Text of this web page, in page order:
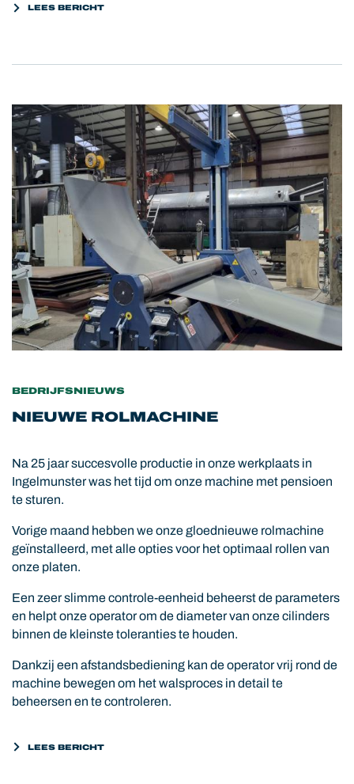
LEES BERICHT
BEDRIJFSNIEUWS
NIEUWE ROLMACHINE
Na 25 jaar succesvolle productie in onze werkplaats in
Ingelmunster was het tijd om onze machine met pensioen
te sturen.
Vorige maand hebben we onze gloednieuwe rolmachine
geïnstalleerd, met alle opties voor het optimaal rollen van
onze platen.
Een zeer slimme controle-eenheid beheerst de parameters
en helpt onze operator om de diameter van onze cilinders
binnen de kleinste toleranties te houden.
Dankzij een afstandsbediening kan de operator vrij rond de
machine bewegen om het walsproces in detail te
beheersen en te controleren.
LEES BERICHT